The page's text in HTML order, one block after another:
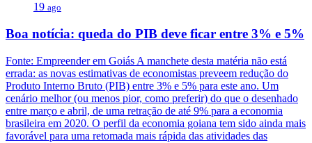
19 ago
Boa notícia: queda do PIB deve ficar entre 3% e 5%
Fonte: Empreender em Goiás A manchete desta matéria não está
errada: as novas estimativas de economistas preveem redução do
Produto Interno Bruto (PIB) entre 3% e 5% para este ano. Um
cenário melhor (ou menos pior, como preferir) do que o desenhado
entre março e abril, de uma retração de até 9% para a economia
brasileira em 2020. O perfil da economia goiana tem sido ainda mais
favorável para uma retomada mais rápida das atividades das